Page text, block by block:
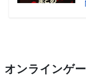
オンラインゲ